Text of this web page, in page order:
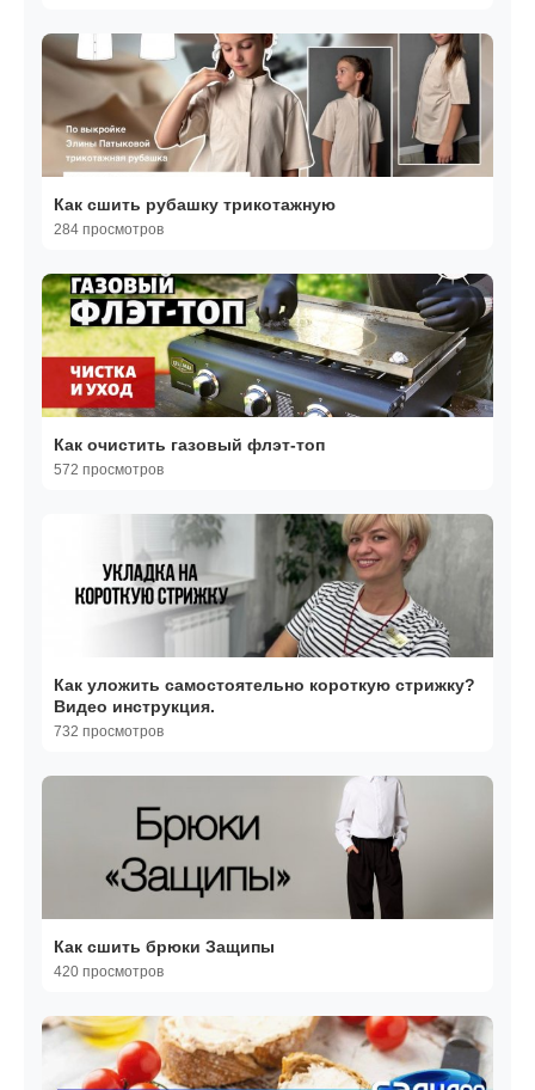
Как сшить рубашку трикотажную
284 просмотров
Как очистить газовый флэт-топ
572 просмотров
Как уложить самостоятельно короткую стрижку?
Видео инструкция.
732 просмотров
Как сшить брюки Защипы
420 просмотров